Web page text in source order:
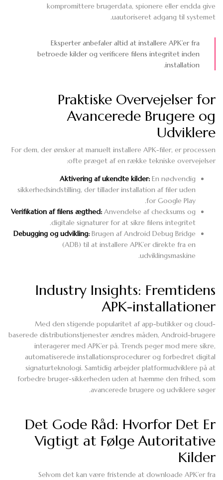
kompromittere brugerdata, spionere eller endda give
uautoriseret adgang til systemet.
Eksperter anbefaler altid at installere APK’er fra
betroede kilder og verificere filens integritet inden
installation.
Praktiske Overvejelser for
Avancerede Brugere og
Udviklere
For dem, der ønsker at manuelt installere APK-filer, er processen
ofte præget af en række tekniske overvejelser:
Aktivering af ukendte kilder: En nødvendig
sikkerhedsindstilling, der tillader installation af filer uden
for Google Play.
Verifikation af filens ægthed: Anvendelse af checksums og
digitale signaturer for at sikre filens integritet.
Debugging og udvikling: Brugen af Android Debug Bridge
(ADB) til at installere APK’er direkte fra en
udviklingsmaskine.
Industry Insights: Fremtidens
APK-installationer
Med den stigende popularitet af app-butikker og cloud-
baserede distributionstjenester ændres måden, Android-brugere
interagerer med APK’er på. Trends peger mod mere sikre,
automatiserede installationsprocedurer og forbedret digital
signaturteknologi. Samtidig arbejder platformudviklere på at
forbedre bruger-sikkerheden uden at hæmme den frihed, som
avancerede brugere og udviklere søger.
Det Gode Råd: Hvorfor Det Er
Vigtigt at Følge Autoritative
Kilder
Selvom det kan være fristende at downloade APK’er fra